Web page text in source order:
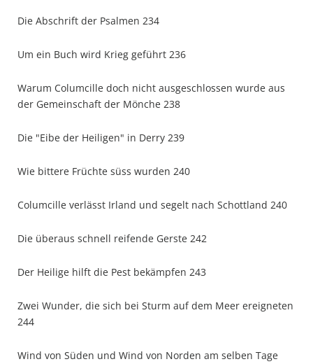
Die Abschrift der Psalmen 234
Um ein Buch wird Krieg geführt 236
Warum Columcille doch nicht ausgeschlossen wurde aus
der Gemeinschaft der Mönche 238
Die "Eibe der Heiligen" in Derry 239
Wie bittere Früchte süss wurden 240
Columcille verlässt Irland und segelt nach Schottland 240
Die überaus schnell reifende Gerste 242
Der Heilige hilft die Pest bekämpfen 243
Zwei Wunder, die sich bei Sturm auf dem Meer ereigneten
244
Wind von Süden und Wind von Norden am selben Tage